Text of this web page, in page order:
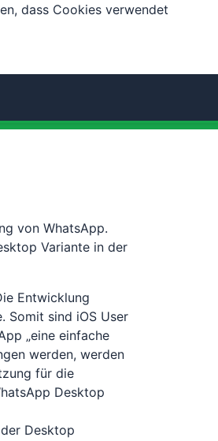
dass Cookies verwendet
von WhatsApp.
Variante in der
Entwicklung
Somit sind iOS User
„eine einfache
werden, werden
für die
Desktop
Desktop